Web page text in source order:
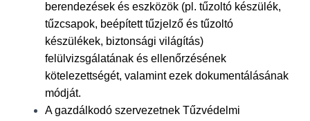
berendezések és eszközök (pl. tűzoltó készülék,
tűzcsapok, beépített tűzjelző és tűzoltó
készülékek, biztonsági világítás)
felülvizsgálatának és ellenőrzésének
kötelezettségét, valamint ezek dokumentálásának
módját.
A gazdálkodó szervezetnek Tűzvédelmi